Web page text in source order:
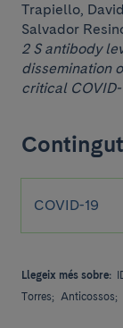
Trapiello,
Salvador
2 S antibody
dissemination
critical
COVID-19
Llegeix més sobre:
Torres; Anticossos;